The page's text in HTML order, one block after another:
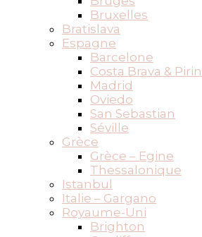
Bruxelles
Bratislava
Espagne
Barcelone
Costa Brava &
Madrid
Oviedo
San Sebastian
Séville
Grèce
Grèce – Egine
Thessalonique
Istanbul
Italie – Gargano
Royaume-Uni
Brighton